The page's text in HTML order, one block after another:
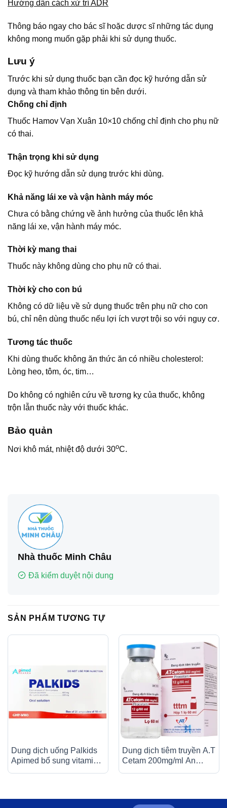
Hướng dẫn cách xử trí ADR
Thông báo ngay cho bác sĩ hoặc dược sĩ những tác dụng
không mong muốn gặp phải khi sử dụng thuốc.
Lưu ý
Trước khi sử dụng thuốc bạn cần đọc kỹ hướng dẫn sử
dụng và tham khảo thông tin bên dưới.
Chống chỉ định
Thuốc Hamov Vạn Xuân 10×10 chống chỉ định cho phụ nữ
có thai.
Thận trọng khi sử dụng
Đọc kỹ hướng dẫn sử dụng trước khi dùng.
Khả năng lái xe và vận hành máy móc
Chưa có bằng chứng về ảnh hưởng của thuốc lên khả
năng lái xe, vận hành máy móc.
Thời kỳ mang thai
Thuốc này không dùng cho phụ nữ có thai.
Thời kỳ cho con bú
Không có dữ liệu về sử dụng thuốc trên phụ nữ cho con
bú, chỉ nên dùng thuốc nếu lợi ích vượt trội so với nguy cơ.
Tương tác thuốc
Khi dùng thuốc không ăn thức ăn có nhiều cholesterol:
Lòng heo, tôm, óc, tim…
Do không có nghiên cứu về tương kỵ của thuốc, không
trộn lẫn thuốc này với thuốc khác.
Bảo quản
Nơi khô mát, nhiệt độ dưới 30oC.
Nhà thuốc Minh Châu
Đã kiểm duyệt nội dung
SẢN PHẨM TƯƠNG TỰ
Dung dịch uống Palkids
Apimed bổ sung vitamin,
Dung dịch tiêm truyền A.T
Cetam 200mg/ml An